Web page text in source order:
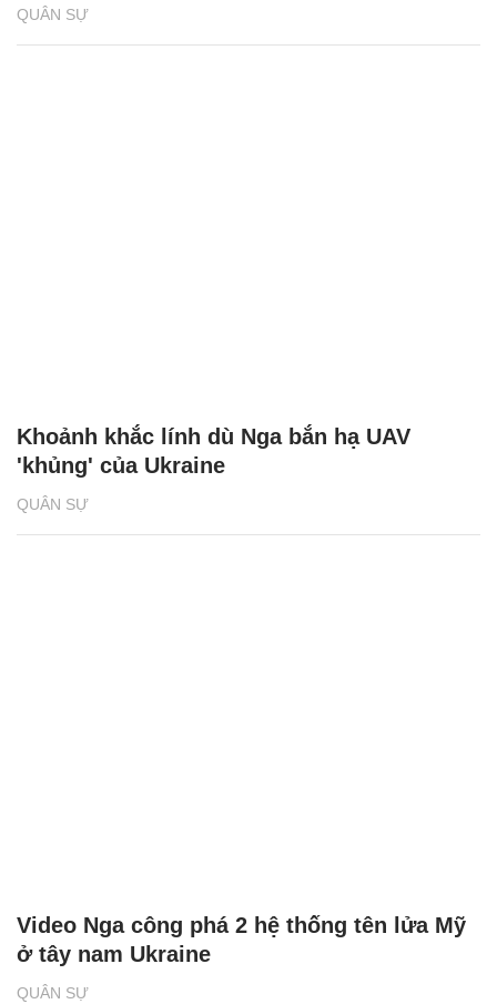
QUÂN SỰ
QUÂN SỰ
Khoảnh khắc lính dù Nga bắn hạ UAV
'khủng' của Ukraine
QUÂN SỰ
Video Nga công phá 2 hệ thống tên lửa Mỹ
ở tây nam Ukraine